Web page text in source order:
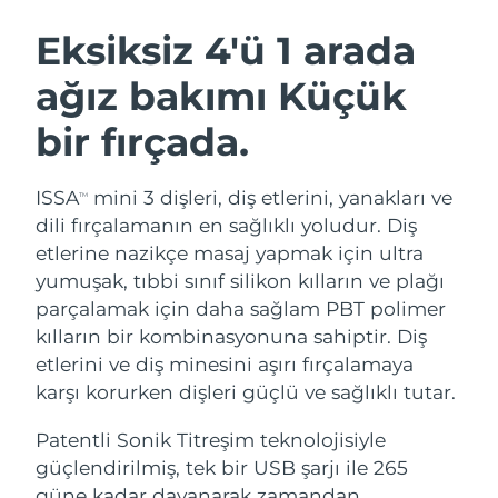
Eksiksiz 4'ü 1 arada
ağız bakımı Küçük
bir fırçada.
ISSATM
mini 3 dişleri, diş etlerini, yanakları ve
dili fırçalamanın en sağlıklı yoludur. Diş
etlerine nazikçe masaj yapmak için ultra
yumuşak, tıbbi sınıf silikon kılların ve plağı
parçalamak için daha sağlam PBT polimer
kılların bir kombinasyonuna sahiptir. Diş
etlerini ve diş minesini aşırı fırçalamaya
karşı korurken dişleri güçlü ve sağlıklı tutar.
Patentli Sonik Titreşim teknolojisiyle
güçlendirilmiş, tek bir USB şarjı ile 265
Yüz temizleme
LUNA™ 4 seti
Anti-aging massage
LUNA™ 4 Plus
Massage, LED heating
LUNA™ 4 Men
BEAR™ 2 seti
Microcurrent toning
BEAR™ 2 go
Microcurrent toning on-the-go
BEAR™ 2 eyes & lips
Nemlendirme
UFO™ 3 seti
Deep facial hydration
UFO™ 3 LED
Near-infrared and red light therapy
device
Ağız bakımı
issa™ 4
Hybrid silicone sonic toothbrush
Smart hybrid silicone sonic toothbrush
FAQ™ YAŞLANMA KARŞITI BAKIM
Yaşlanma karşıtı LED bakım
NEW
Avusturya Tahmini teslim tarihi
Bahreyn Tahmini teslim tarihi
Belçika
Bermuda Tahmini teslim tarihi
Bosna-Hersek Tahmini teslim tarihi
Brunei Tahmini teslim tarihi8/14/26
Bulgaristan Tahmini teslim tarihi
Şili Tahmini teslim tarihi